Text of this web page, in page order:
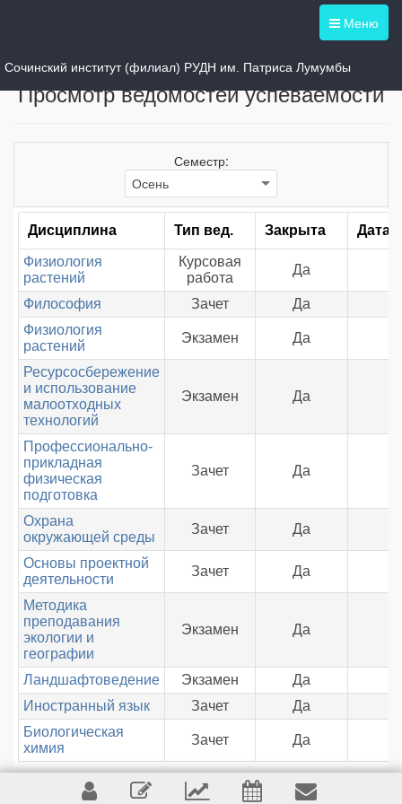
Меню
Сочинский институт (филиал) РУДН им. Патриса Лумумбы
Просмотр ведомостей успеваемости
Семестр:
Дисциплина Тип вед. Закрыта Дата
Физиология
растений
Курсовая
работа
Да
Философия Зачет
Да
Физиология
растений
Экзамен Да
Ресурсосбережение
и использование
малоотходных
технологий
Экзамен Да
Профессионально-
прикладная
физическая
подготовка
Зачет Да
Охрана
окружающей среды
Зачет Да
Основы проектной
деятельности
Зачет Да
Методика
преподавания
экологии и
географии
Экзамен Да
Ландшафтоведение Экзамен
Да
Иностранный язык
Зачет
Да
Биологическая
химия
Зачет Да